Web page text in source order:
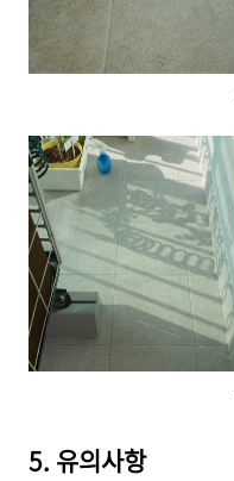
5. 유의사항